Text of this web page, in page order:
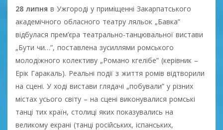
28 липня в Ужгороді у приміщенні Закарпатського
академiчного обласного театру ляльок „Бавка”
відбулася прем’єра театрально-танцювальної вистави
„Бути чи…”, поставлена зусиллями ромського
молодіжного колективу „Романо кгелібе” (керівник –
Ерік Гаракаль). Реальні події з життя ромів відтворили
на сцені. У ході вистави глядачі „побували” у різних
містах усього світу – на сцені виконувалися ромські
танці тих країн, столиці яких показувались на
великому екрані (танці російських, іспанських,